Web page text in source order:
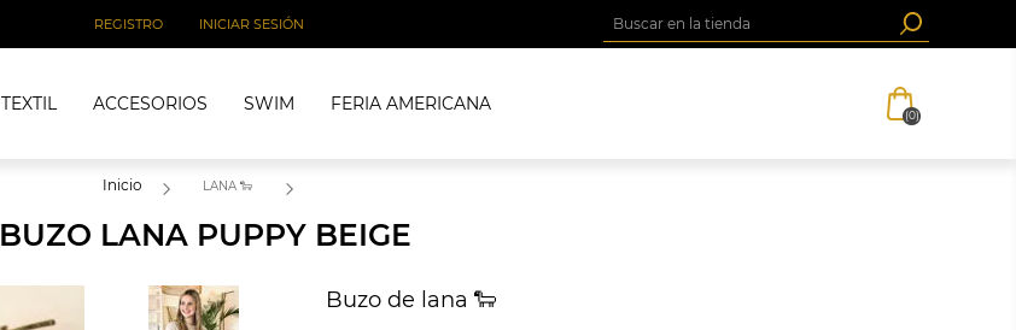
REGISTRO INICIAR SESIÓN
TEXTIL ACCESORIOS SWIM FERIA AMERICANA
(0)
Inicio LANA 🐑
BUZO LANA PUPPY BEIGE
Buzo de lana 🐑